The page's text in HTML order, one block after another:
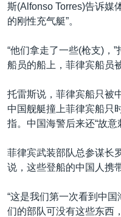
斯(Alfonso Torres)告诉媒
的刚性充气艇”。
“他们拿走了一些(枪支)，
船员的船上，菲律宾船员
托雷斯说，菲律宾船只被
中国舰艇撞上菲律宾船只
指。中国海警后来还“故意
菲律宾武装部队总参谋长
说，这些登船的中国人携
“这是我们第一次看到中
们的部队可没有这些东西